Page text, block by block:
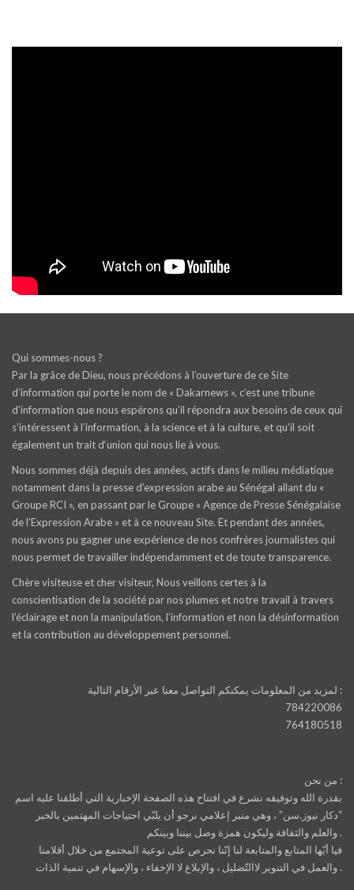
Qui sommes-nous ?
Par la grâce de Dieu, nous précédons à l’ouverture de ce Site
d’information qui porte le nom de « Dakarnews », c’est une tribune
d’information que nous espérons qu’il répondra aux besoins de ceux qui
s’intéressent à l’information, à la science et à la culture, et qu’il soit
également un trait d‘union qui nous lie à vous.
Nous sommes déjà depuis des années, actifs dans le milieu médiatique
notamment dans la presse d’expression arabe au Sénégal allant du «
Groupe RCI », en passant par le Groupe « Agence de Presse Sénégalaise
de l’Expression Arabe » et à ce nouveau Site. Et pendant des années,
nous avons pu gagner une expérience de nos confrères journalistes qui
nous permet de travailler indépendamment et de toute transparence.
Chère visiteuse et cher visiteur, Nous veillons certes à la
conscientisation de la société par nos plumes et notre travail à travers
l’éclairage et non la manipulation, l’information et non la désinformation
et la contribution au développement personnel.
لمزيد من المعلومات يمكنكم التواصل معنا عبر الأرقام التالية :
784220086
764180518
من نحن :
بقدرة الله وتوفيقه نشرع في افتتاح هذه الصفحة الإخبارية التي أطلقنا عليه اسم
“دكار نيوز.سن” ، وهي منبر إعلامي نرجو أن يلبّي احتياجات المهتمين بالخبر
والعلم والثقافة وليكون همزة وصل بيننا وبينكم .
فيا أيّها المتابع والمتابعة لنا إنّنا نحرص على توعية المجتمع من خلال أقلامنا
والعمل في التنوير لاالتّضليل ، والإبلاغ لا الإخفاء ، والإسهام في تنمية الذات .